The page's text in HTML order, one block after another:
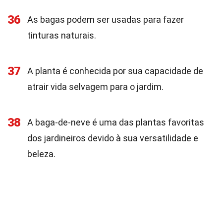
36
As bagas podem ser usadas para fazer
tinturas naturais.
37
A planta é conhecida por sua capacidade de
atrair vida selvagem para o jardim.
38
A baga-de-neve é uma das plantas favoritas
dos jardineiros devido à sua versatilidade e
beleza.